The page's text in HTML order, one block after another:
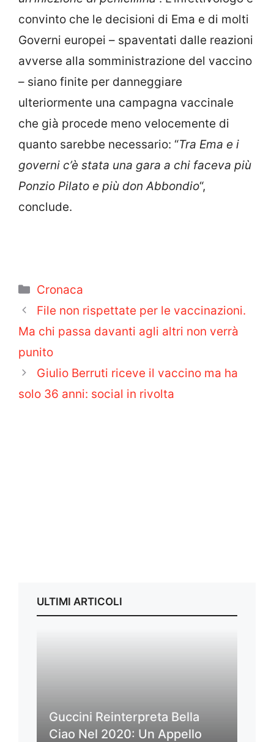
convinto che le decisioni di Ema e di molti
Governi europei – spaventati dalle reazioni
avverse alla somministrazione del vaccino
– siano finite per danneggiare
ulteriormente una campagna vaccinale
che già procede meno velocemente di
quanto sarebbe necessario: “Tra Ema e i
governi c’è stata una gara a chi faceva più
Ponzio Pilato e più don Abbondio“,
conclude.
Categorie
Cronaca
File non rispettate per le vaccinazioni.
Ma chi passa davanti agli altri non verrà
punito
Giulio Berruti riceve il vaccino ma ha
solo 36 anni: social in rivolta
ULTIMI ARTICOLI
Guccini Reinterpreta Bella
Ciao Nel 2020: Un Appello